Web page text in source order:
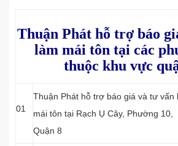
Thuận Phát hỗ trợ báo
làm mái tôn tại các
thuộc khu vực
01
Thuận Phát hỗ trợ báo giá và tư vấn
mái tôn tại Rạch Ụ Cây, Phường 10,
Quận 8